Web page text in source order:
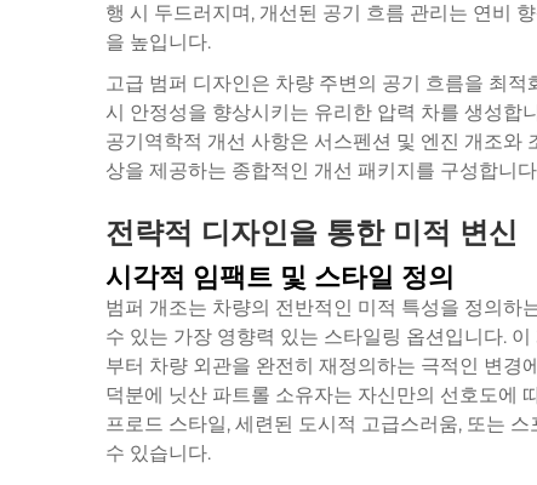
행 시 두드러지며, 개선된 공기 흐름 관리는 연비
을 높입니다.
고급 범퍼 디자인은 차량 주변의 공기 흐름을 최
시 안정성을 향상시키는 유리한 압력 차를 생성합
공기역학적 개선 사항은 서스펜션 및 엔진 개조와
상을 제공하는 종합적인 개선 패키지를 구성합니
전략적 디자인을 통한 미적 변신
시각적 임팩트 및 스타일 정의
범퍼 개조는 차량의 전반적인 미적 특성을 정의하
수 있는 가장 영향력 있는 스타일링 옵션입니다.
부터 차량 외관을 완전히 재정의하는 극적인 변경
덕분에 닛산 파트롤 소유자는 자신만의 선호도에
프로드 스타일, 세련된 도시적 고급스러움, 또는
수 있습니다.